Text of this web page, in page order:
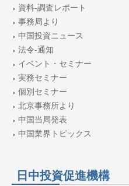
資料-調査レポート
事務局より
中国投資ニュース
法令-通知
イベント・セミナー
実務セミナー
個別セミナー
北京事務所より
中国当局発表
中国業界トピックス
日中投資促進機構